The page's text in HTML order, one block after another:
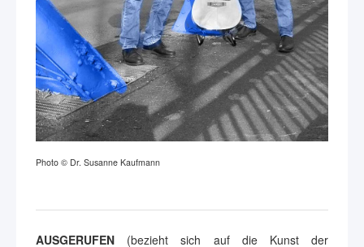
Photo © Dr. Susanne Kaufmann
AUSGERUFEN (bezieht sich auf die Kunst der